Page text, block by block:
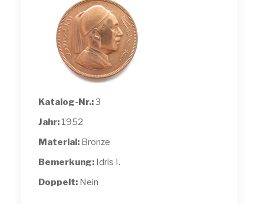
Katalog-Nr.:3
Jahr: 1952
Material: Bronze
Bemerkung: Idris I.
Doppelt: Nein